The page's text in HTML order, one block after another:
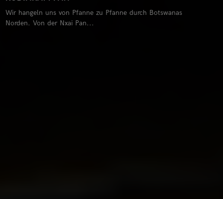
Wir hangeln uns von Pfanne zu Pfanne durch Botswanas
Norden. Von der Nxai Pan...